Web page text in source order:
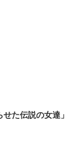
た伝説の女達」